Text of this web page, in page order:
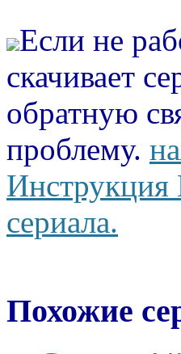
Если не
скачивает
обратную
проблему.
Инструкция
сериала.
Похожие